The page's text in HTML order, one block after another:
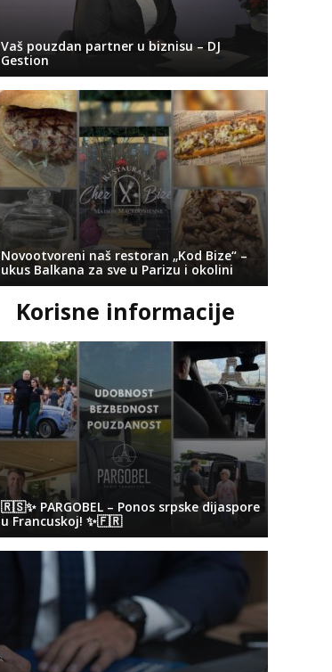
Vaš pouzdan partner u biznisu – DJ
Gestion
Novootvoreni naš restoran „Kod Bize“ –
ukus Balkana za sve u Parizu i okolini
Korisne informacije
🇷🇸✨ PARGOBEL – Ponos srpske dijaspore
u Francuskoj! ✨🇫🇷